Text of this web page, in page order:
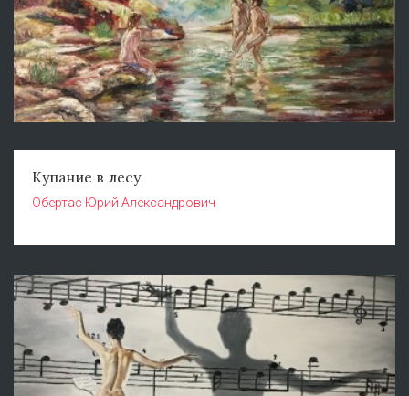
Купание в лесу
Обертас Юрий Александрович